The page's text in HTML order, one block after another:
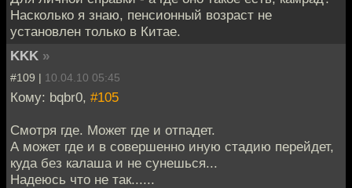
Насколько я знаю, пенсионный возраст не
установлен только в Китае.
KKK »
#109 | 10.04.10 05:45
Кому: bqbr0, #105
Смотря где. Может где и отпадет.
А может где и в совершенно иную стадию перейдет,
куда без калаша и не сунешься...
Надеюсь что не так......